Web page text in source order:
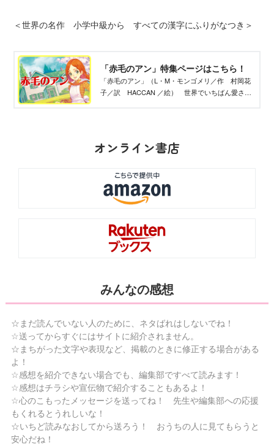
＜世界の名作 小学中級から すべての漢字にふりがなつき＞
「赤毛のアン」特集ページはこちら！
「赤毛のアン」（L・M・モンゴメリ／作 村岡花
子／訳 HACCAN ／絵） 世界でいちばん愛され
オンライン書店
みんなの感想
☆まだ読んでいない人のために、ネタばれはしないでね！
☆送ってからすぐにはサイトに紹介されません。
☆まちがった文字や表現など、掲載のときに修正する場合がある
よ！
☆感想を紹介できない場合でも、編集部ですべて読みます！
☆感想はチラシや宣伝物で紹介することもあるよ！
☆心のこもったメッセージを送ってね！ 先生や編集部への応援
もくれるとうれしいな！
☆いちど読みなおしてから送ろう！ おうちの人に見てもらうと
安心だね！